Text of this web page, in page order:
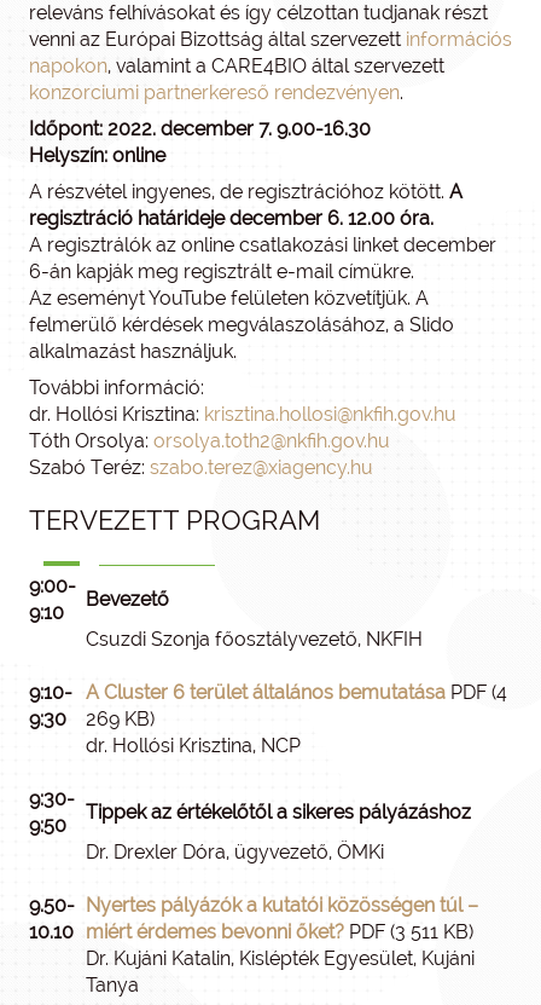
releváns felhívásokat és így célzottan tudjanak részt
venni az Európai Bizottság által szervezett információs
napokon, valamint a CARE4BIO által szervezett
konzorciumi partnerkereső rendezvényen.
Időpont: 2022. december 7. 9.00-16.30
Helyszín: online
A részvétel ingyenes, de regisztrációhoz kötött. A
regisztráció határideje december 6. 12.00 óra.
A regisztrálók az online csatlakozási linket december
6-án kapják meg regisztrált e-mail címükre.
Az eseményt YouTube felületen közvetítjük. A
felmerülő kérdések megválaszolásához, a Slido
alkalmazást használjuk.
További információ:
dr. Hollósi Krisztina: krisztina.hollosi@nkfih.gov.hu
Tóth Orsolya: orsolya.toth2@nkfih.gov.hu
Szabó Teréz: szabo.terez@xiagency.hu
TERVEZETT PROGRAM
9:00-
9:10
Bevezető
Csuzdi Szonja főosztályvezető, NKFIH
9:10-
9:30
A Cluster 6 terület általános bemutatása PDF (4
269 KB)
dr. Hollósi Krisztina, NCP
9:30-
9:50
Tippek az értékelőtől a sikeres pályázáshoz
Dr. Drexler Dóra, ügyvezető, ÖMKi
9.50-
10.10
Nyertes pályázók a kutatói közösségen túl –
miért érdemes bevonni őket? PDF (3 511 KB)
Dr. Kujáni Katalin, Kislépték Egyesület, Kujáni
Tanya